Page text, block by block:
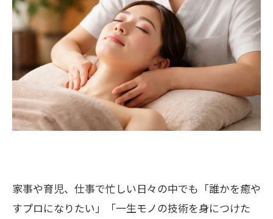
家事や育児、仕事で忙しい日々の中でも「誰かを癒や
すプロになりたい」「一生モノの技術を身につけた